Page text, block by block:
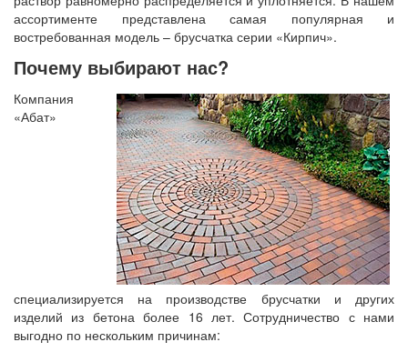
ассортименте представлена самая популярная и
востребованная модель – брусчатка серии «Кирпич».
Почему выбирают нас?
Компания
«Абат»
специализируется на производстве брусчатки и других
изделий из бетона более 16 лет. Сотрудничество с нами
выгодно по нескольким причинам: